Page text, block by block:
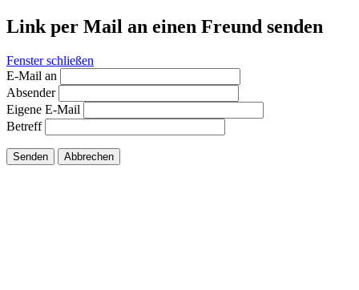
Link per Mail an einen Freund senden
Fenster schließen
E-Mail an
Absender
Eigene E-Mail
Betreff
Senden Abbrechen